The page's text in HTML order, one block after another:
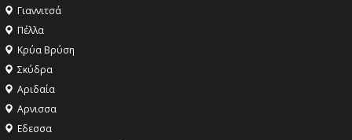
Γιαννιτσά
Πέλλα
Κρύα Βρύση
Σκύδρα
Αριδαία
Aρνισσα
Eδεσσα